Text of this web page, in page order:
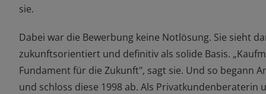
sie.
Dabei war die Bewerbung keine Notlösung. Sie sieht
zukunftsorientiert und definitivals solide Basis.
Fundament für die Zukunft", sagt sie. Und so begann
und schloss diese 1998 ab. Als Privatkundenberaterin